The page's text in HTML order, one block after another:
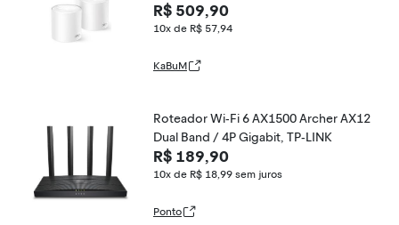
t, Branco, Kit com 2 Unidades - Deco X
10(2-pack)(BR)
R$ 509,90
10x de R$ 57,94
KaBuM
Roteador Wi-Fi 6 AX1500 Archer AX12
Dual Band / 4P Gigabit, TP-LINK
R$ 189,90
10x de R$ 18,99 sem juros
Ponto